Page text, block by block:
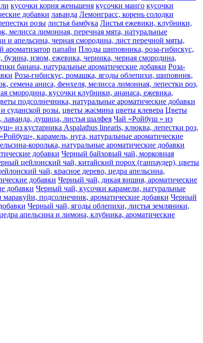
кусочки корня женьшеня кусочки манго кусочки
добавки лаванда Лемонграсс, корень солодки
розы листья бамбука Листья ежевики, клубники,
мелисса лимонная, перечная мята, натуральные
и апельсина, черная смородина, лист перечной мяты,
ароматизатор папайи Плоды шиповника, роза-гибискус,
бузина, изюм, ежевика, черника, черная смородина,
банана, натуральные ароматические добавки Роза-
Роза-гибискус, ромашка, ягоды облепихи, шиповник,
семена аниса, фенхеля, мелисса лимонная, лепестки роз,
смородина, кусочки клубники, ананаса, ежевика,
подсолнечника, натуральные ароматические добавки
суданской розы. цветы жасмина цветы клевера Цветы
душица, листья шалфея Чай «Ройбуш » из
из кустарника Aspalathus linearis, клюква, лепестки роз,
карамель, нуга, натуральные ароматические
королька, натуральные ароматические добавки
добавки Черный байховый чай, морковная
цейлонский чай, китайский порох (ганпаудер), цветы
чай, красное дерево, цедра апельсина,
добавки Черный чай, дикая вишня, ароматические
добавки Черный чай, кусочки карамели, натуральные
подсолнечник, ароматические добавки Черный
Черный чай, ягоды облепихи, листья земляники,
апельсина и лимона, клубника, ароматические